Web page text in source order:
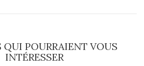
QUI POURRAIENT VOUS
INTÉRESSER